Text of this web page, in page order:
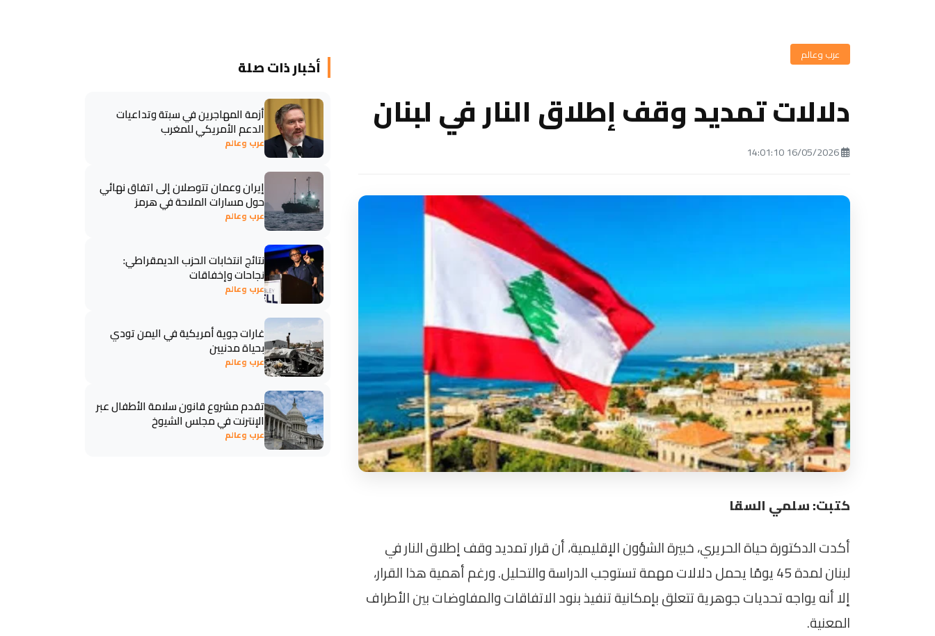
عرب وعالم
دلالات تمديد وقف إطلاق النار في لبنان
كتبت: سلمي السقا
أكدت الدكتورة حياة الحريري، خبيرة الشؤون الإقليمية، أن قرار تمديد وقف إطلاق النار في
لبنان لمدة 45 يومًا يحمل دلالات مهمة تستوجب الدراسة والتحليل. ورغم أهمية هذا القرار،
إلا أنه يواجه تحديات جوهرية تتعلق بإمكانية تنفيذ بنود الاتفاقات والمفاوضات بين الأطراف
المعنية.
أخبار ذات صلة
أزمة المهاجرين في سبتة وتداعيات
الدعم الأمريكي للمغرب
عرب وعالم
إيران وعمان تتوصلان إلى اتفاق نهائي
حول مسارات الملاحة في هرمز
عرب وعالم
نتائج انتخابات الحزب الديمقراطي:
نجاحات وإخفاقات
عرب وعالم
غارات جوية أمريكية في اليمن تودي
بحياة مدنيين
عرب وعالم
تقدم مشروع قانون سلامة الأطفال عبر
الإنترنت في مجلس الشيوخ
عرب وعالم